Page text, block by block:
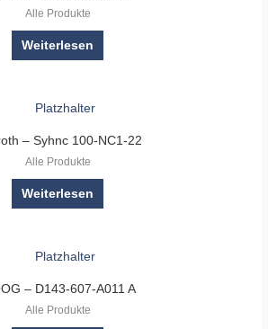
Alle Produkte
Weiterlesen
– Syhnc 100-NC1-22
Alle Produkte
Weiterlesen
– D143-607-A011 A
Alle Produkte